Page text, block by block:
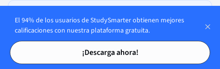
Tarjetas de estudio
Tarjetas de estudio
Pon a prueba tus conocimientos
con tarjetas de opción múltiple
El 94% de los usuarios de StudySmarter obtienen mejores
calificaciones con nuestra plataforma gratuita.
¡Descarga ahora!